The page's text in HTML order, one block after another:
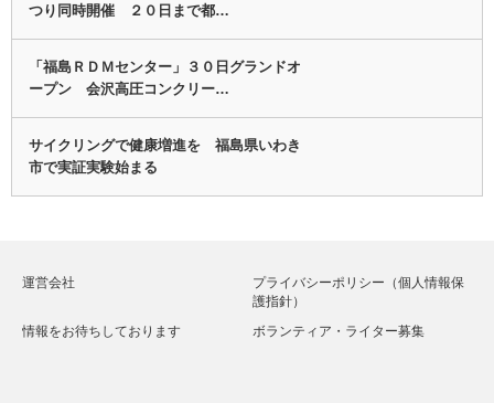
つり同時開催 ２０日まで都…
「福島ＲＤＭセンター」３０日グランドオ
ープン 会沢高圧コンクリー…
サイクリングで健康増進を 福島県いわき
市で実証実験始まる
運営会社
プライバシーポリシー（個人情報保
護指針）
情報をお待ちしております
ボランティア・ライター募集